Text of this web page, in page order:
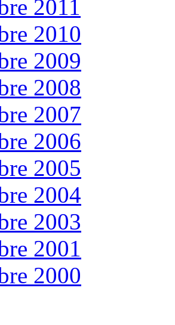
2011
2010
2009
2008
2007
2006
2005
2004
2003
2001
2000